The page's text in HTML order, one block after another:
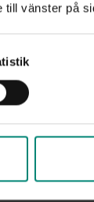
till vänster på